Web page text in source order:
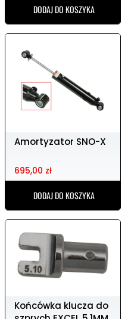
DODAJ DO KOSZYKA
Amortyzator SNO-X
695,00 zł
DODAJ DO KOSZYKA
Końcówka klucza do